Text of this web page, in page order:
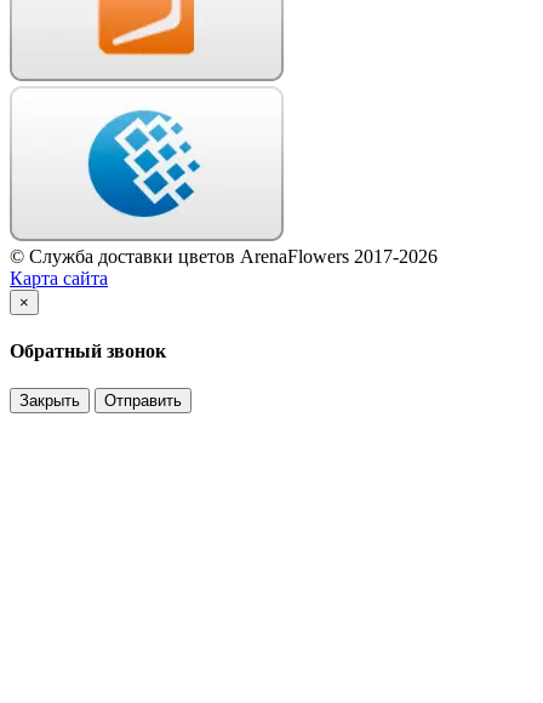
© Служба доставки цветов ArenaFlowers 2017-2026
Карта сайта
×
Обратный звонок
Закрыть Отправить